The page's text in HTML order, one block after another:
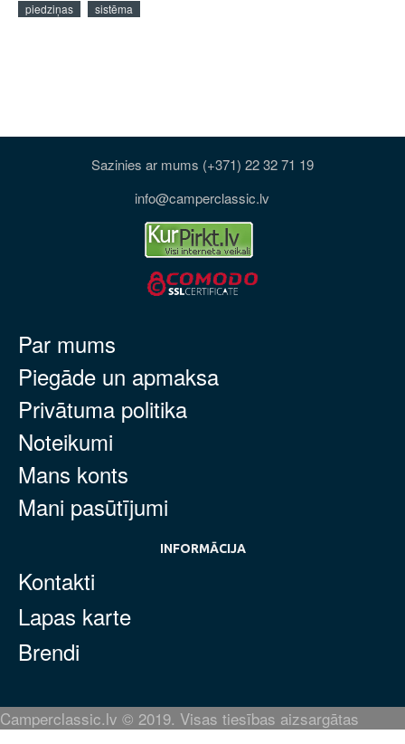
piedziņas
sistēma
Sazinies ar mums (+371) 22 32 71 19
info@camperclassic.lv
Par mums
Piegāde un apmaksa
Privātuma politika
Noteikumi
Mans konts
Mani pasūtījumi
INFORMĀCIJA
Kontakti
Lapas karte
Brendi
Camperclassic.lv © 2019. Visas tiesības aizsargātas